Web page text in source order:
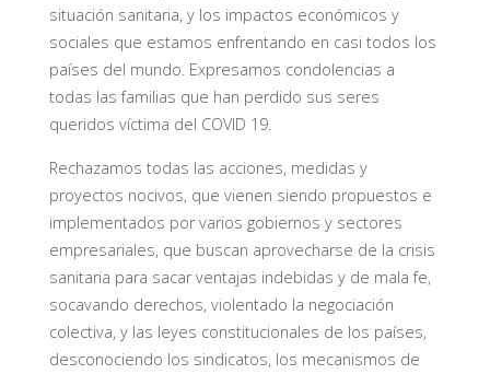
situación sanitaria, y los impactos económicos y
sociales que estamos enfrentando en casi todos los
países del mundo. Expresamos condolencias a
todas las familias que han perdido sus seres
queridos víctima del COVID 19.
Rechazamos todas las acciones, medidas y
proyectos nocivos, que vienen siendo propuestos e
implementados por varios gobiernos y sectores
empresariales, que buscan aprovecharse de la crisis
sanitaria para sacar ventajas indebidas y de mala fe,
socavando derechos, violentado la negociación
colectiva, y las leyes constitucionales de los países,
desconociendo los sindicatos, los mecanismos de